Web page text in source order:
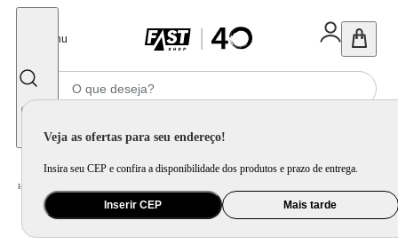
Menu
Veja as ofertas para seu endereço!
Insira seu CEP e confira a disponibilidade dos produtos e prazo de entrega.
Inserir CEP Mais tarde
Home